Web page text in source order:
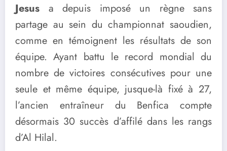
Jesus a depuis imposé un règne sans
partage au sein du championnat saoudien,
comme en témoignent les résultats de son
équipe. Ayant battu le record mondial du
nombre de victoires consécutives pour une
seule et même équipe, jusque-là fixé à 27,
l’ancien entraîneur du Benfica compte
désormais 30 succès d’affilé dans les rangs
d’Al Hilal.